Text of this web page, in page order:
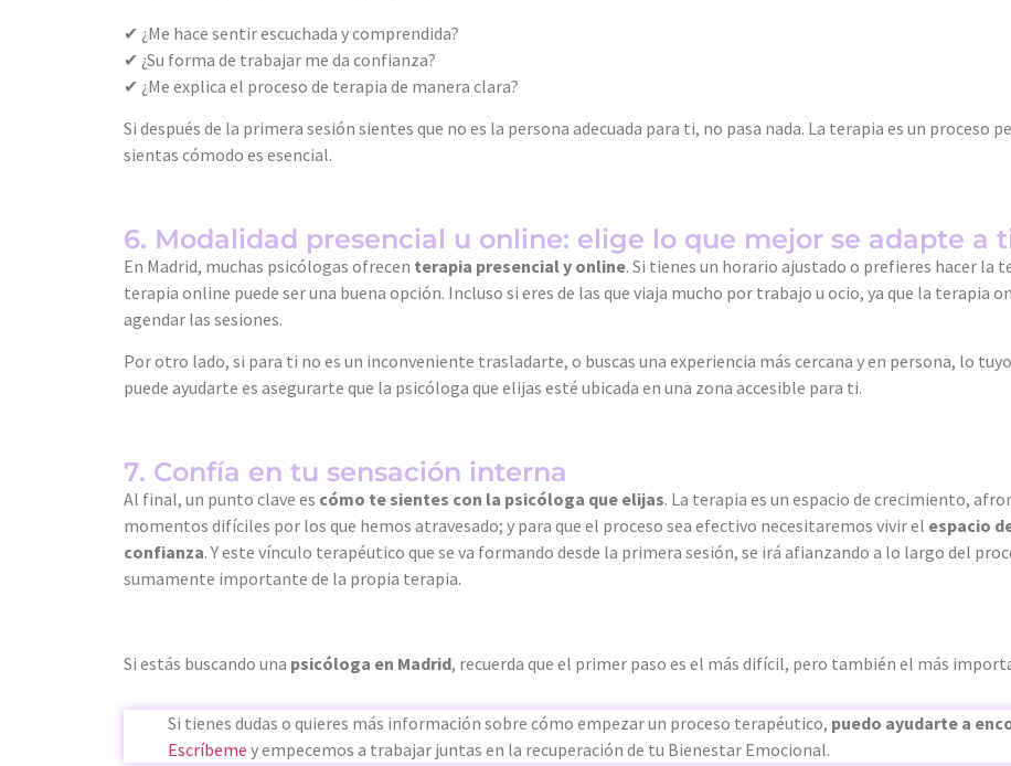
✔ ¿Me hace sentir escuchada y comprendida?
✔ ¿Su forma de trabajar me da confianza?
✔ ¿Me explica el proceso de terapia de manera clara?
Si después de la primera sesión sientes que no es la persona adecuada para ti, no pasa nada. La terapia es un proceso
sientas cómodo es esencial.
6. Modalidad presencial u online: elige lo que mejor se adapte a
En Madrid, muchas psicólogas ofrecen terapia presencial y online. Si tienes un horario ajustado o prefieres hacer la
terapia online puede ser una buena opción. Incluso si eres de las que viaja mucho por trabajo u ocio, ya que la terapia
agendar las sesiones.
Por otro lado, si para ti no es un inconveniente trasladarte, o buscas una experiencia más cercana y en persona, lo
puede ayudarte es asegurarte que la psicóloga que elijas esté ubicada en una zona accesible para ti.
7. Confía en tu sensación interna
Al final, un punto clave es cómo te sientes con la psicóloga que elijas. La terapia es un espacio de crecimiento,
momentos difíciles por los que hemos atravesado; y para que el proceso sea efectivo necesitaremos vivir el espacio
confianza. Y este vínculo terapéutico que se va formando desde la primera sesión, se irá afianzando a lo largo del
sumamente importante de la propia terapia.
Si estás buscando una psicóloga en Madrid, recuerda que el primer paso es el más difícil, pero también el más
Si tienes dudas o quieres más información sobre cómo empezar un proceso terapéutico, puedo ayudarte a
Escríbeme y empecemos a trabajar juntas en la recuperación de tu Bienestar Emocional.